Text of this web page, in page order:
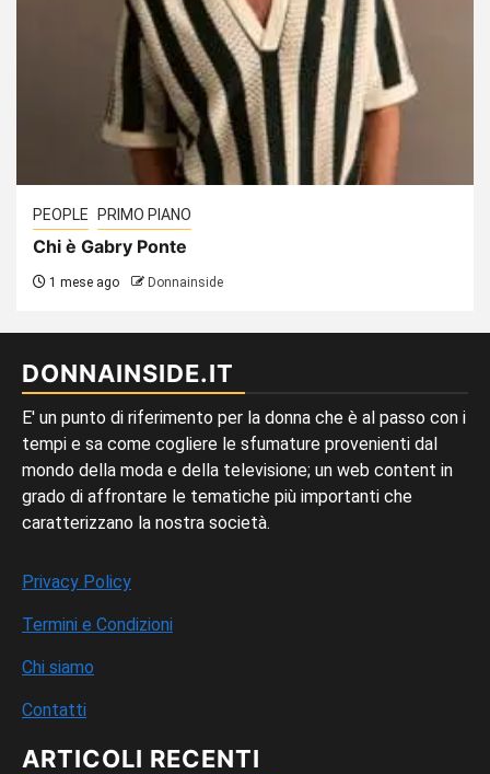
PEOPLE PRIMO PIANO
Chi è Gabry Ponte
1 mese ago Donnainside
DONNAINSIDE.IT
E' un punto di riferimento per la donna che è al passo con i
tempi e sa come cogliere le sfumature provenienti dal
mondo della moda e della televisione; un web content in
grado di affrontare le tematiche più importanti che
caratterizzano la nostra società.
Privacy Policy
Termini e Condizioni
Chi siamo
Contatti
ARTICOLI RECENTI